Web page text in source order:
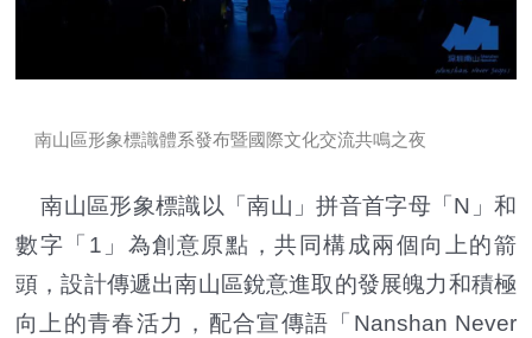
南山區形象標識體系發布暨國際文化交流共鳴之夜
南山區形象標識以「南山」拼音首字母「N」和
數字「1」為創意原點，共同構成兩個向上的箭
頭，設計傳遞出南山區銳意進取的發展魄力和積極
向上的青春活力，配合宣傳語「Nanshan Never